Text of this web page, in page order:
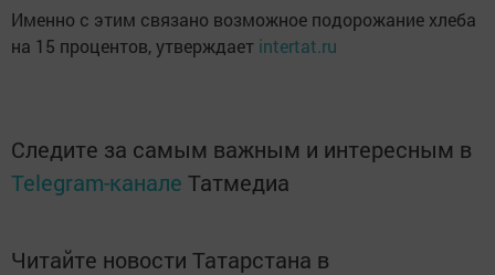
Именно с этим связано возможное подорожание хлеба
на 15 процентов, утверждает intertat.ru
Следите за самым важным и интересным в
Telegram-канале Татмедиа
Читайте новости Татарстана в